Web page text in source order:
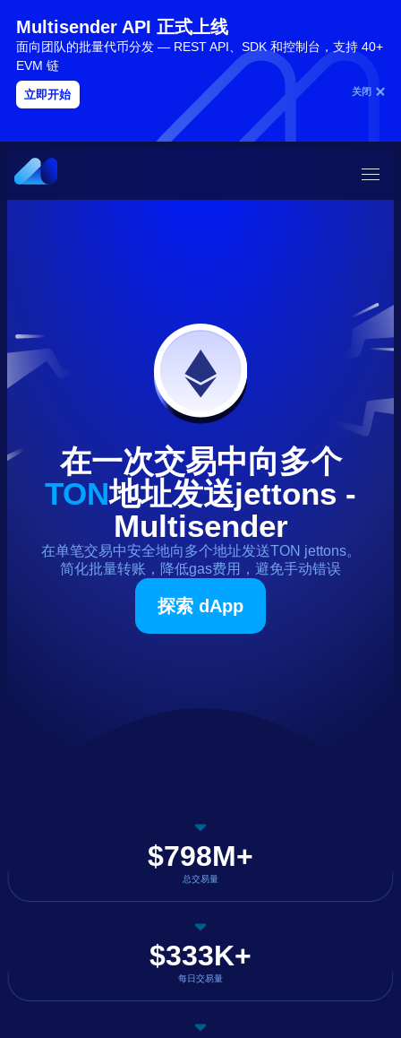
Multisender API 正式上线
面向团队的批量代币分发 — REST API、SDK 和控制台，支持 40+
EVM 链
立即开始 关闭
在一次交易中向多个
TON地址发送jettons -
Multisender
在单笔交易中安全地向多个地址发送TON jettons。
简化批量转账，降低gas费用，避免手动错误
探索 dApp
$798M+
总交易量
$333K+
每日交易量